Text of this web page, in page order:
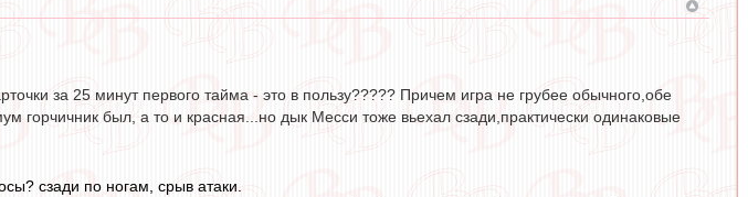
за 25 минут первого тайма - это в пользу????? Причем игра не грубее обычного,обе
горчичник был, а то и красная...но дык Месси тоже вьехал сзади,практически одинаковые
сзади по ногам, срыв атаки.